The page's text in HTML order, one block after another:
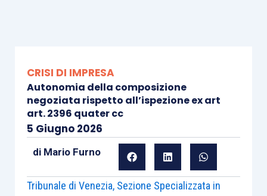
CRISI DI IMPRESA
Autonomia della composizione
negoziata rispetto all’ispezione ex art
art. 2396 quater cc
5 Giugno 2026
di Mario Furno
Tribunale di Venezia, Sezione Specializzata in